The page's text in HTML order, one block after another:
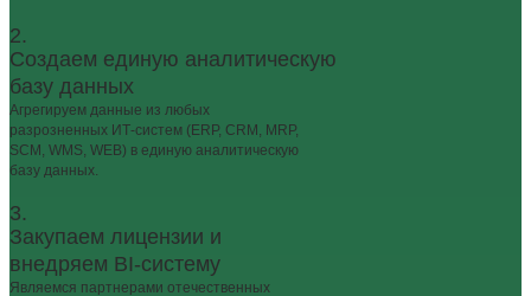
2.
Создаем единую аналитическую
базу данных
Агрегируем данные из любых
разрозненных ИТ‑систем (ERP, CRM, MRP,
SCM, WMS, WEB) в единую аналитическую
базу данных.
3.
Закупаем лицензии и
внедряем BI-систему
Являемся партнерами отечественных